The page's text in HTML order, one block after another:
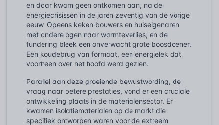
en daar kwam geen ontkomen aan, na de
energiecrisissen in de jaren zeventig van de vorige
eeuw. Opeens keken bouwers en huiseigenaren
met andere ogen naar warmteverlies, en de
fundering bleek een onverwacht grote boosdoener.
Een koudebrug van formaat, een energielek dat
voorheen over het hoofd werd gezien.
Parallel aan deze groeiende bewustwording, de
vraag naar betere prestaties, vond er een cruciale
ontwikkeling plaats in de materialensector. Er
kwamen isolatiematerialen op de markt die
specifiek ontworpen waren voor de extreem